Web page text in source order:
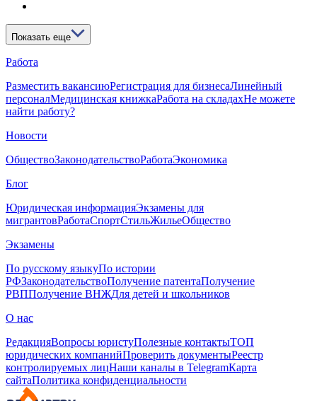
Показать еще
Работа
Разместить вакансиюРегистрация для бизнесаЛинейный
персоналМедицинская книжкаРабота на складахНе можете
найти работу?
Новости
ОбществоЗаконодательствоРаботаЭкономика
Блог
Юридическая информацияЭкзамены для
мигрантовРаботаСпортСтильЖильеОбщество
Экзамены
По русскому языкуПо истории
РФЗаконодательствоПолучение патентаПолучение
РВППолучение ВНЖДля детей и школьников
О нас
РедакцияВопросы юристуПолезные контактыТОП
юридических компанийПроверить документыРеестр
контролируемых лицНаши каналы в TelegramКарта
сайтаПолитика конфиденциальности